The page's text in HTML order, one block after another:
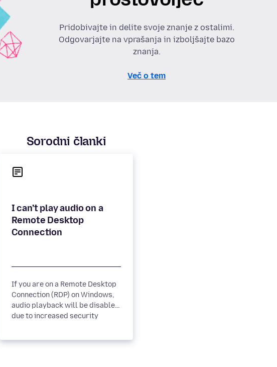
Pridobivajte in delite svoje znanje z ostalimi.
Odgovarjajte na vprašanja in izboljšajte bazo
znanja.
Več o tem
Sorodni članki
I can’t play audio on a
Remote Desktop
If you are on a Remote Desktop
Connection (RDP) on Windows,
audio playback will be disabled
due to increased security